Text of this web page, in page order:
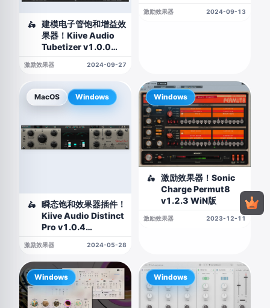
🛵
建模电子管饱和增益效
果器！Kiive Audio
Tubetizer v1.0.0
激励效果器 2024-09-27
激励效果器 2024-09-13
🛵
瞬态饱和效果器插件！
Kiive Audio Distinct
Pro v1.0.4
更新1.0.4版）
激励效果器 2024-05-28
MacOS Windows
🛵
激励效果器！Sonic
Charge Permut8
v1.2.3 WiN版
激励效果器 2023-12-11
Windows
Windows Windows